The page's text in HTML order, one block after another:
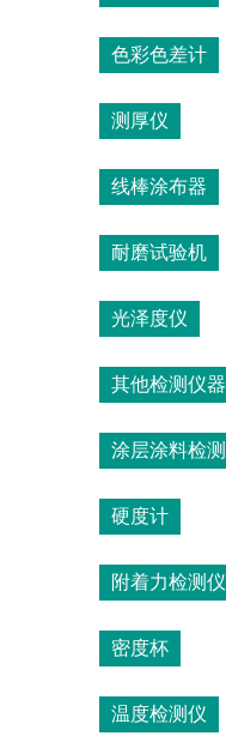
色彩色差计
测厚仪
线棒涂布器
耐磨试验机
光泽度仪
其他检测仪器
涂层涂料检测
硬度计
附着力检测仪
密度杯
温度检测仪